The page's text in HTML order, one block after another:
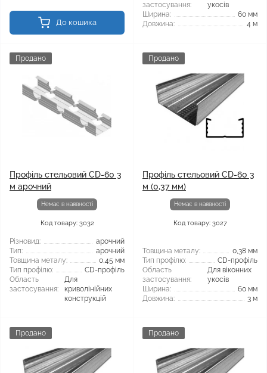
До кошика
застосування:
укосів
Ширина:
60 мм
Довжина:
4 м
Продано
Профіль стельовий CD-60 3
м арочний
Немає в наявності
Код товару: 3032
Різновид:
арочний
Тип:
арочний
Товщина металу:
0,45 мм
Тип профілю:
CD-профіль
Область
застосування:
Для
криволінійних
конструкцій
Продано
Профіль стельовий CD-60 3
м (0,37 мм)
Немає в наявності
Код товару: 3027
Товщина металу:
0,38 мм
Тип профілю:
CD-профіль
Область
застосування:
Для віконних
укосів
Ширина:
60 мм
Довжина:
3 м
Продано Продано